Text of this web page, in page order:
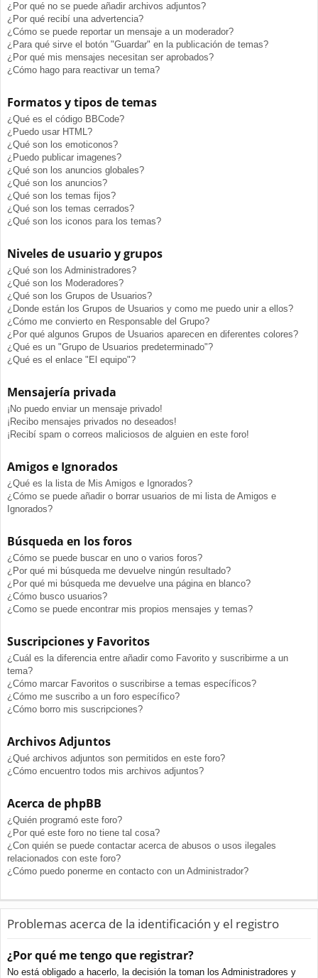
¿Por qué no se puede añadir archivos adjuntos?
¿Por qué recibí una advertencia?
¿Cómo se puede reportar un mensaje a un moderador?
¿Para qué sirve el botón "Guardar" en la publicación de temas?
¿Por qué mis mensajes necesitan ser aprobados?
¿Cómo hago para reactivar un tema?
Formatos y tipos de temas
¿Qué es el código BBCode?
¿Puedo usar HTML?
¿Qué son los emoticonos?
¿Puedo publicar imagenes?
¿Qué son los anuncios globales?
¿Qué son los anuncios?
¿Qué son los temas fijos?
¿Qué son los temas cerrados?
¿Qué son los iconos para los temas?
Niveles de usuario y grupos
¿Qué son los Administradores?
¿Qué son los Moderadores?
¿Qué son los Grupos de Usuarios?
¿Donde están los Grupos de Usuarios y como me puedo unir a ellos?
¿Cómo me convierto en Responsable del Grupo?
¿Por qué algunos Grupos de Usuarios aparecen en diferentes colores?
¿Qué es un "Grupo de Usuarios predeterminado"?
¿Qué es el enlace "El equipo"?
Mensajería privada
¡No puedo enviar un mensaje privado!
¡Recibo mensajes privados no deseados!
¡Recibí spam o correos maliciosos de alguien en este foro!
Amigos e Ignorados
¿Qué es la lista de Mis Amigos e Ignorados?
¿Cómo se puede añadir o borrar usuarios de mi lista de Amigos e
Ignorados?
Búsqueda en los foros
¿Cómo se puede buscar en uno o varios foros?
¿Por qué mi búsqueda me devuelve ningún resultado?
¿Por qué mi búsqueda me devuelve una página en blanco?
¿Cómo busco usuarios?
¿Como se puede encontrar mis propios mensajes y temas?
Suscripciones y Favoritos
¿Cuál es la diferencia entre añadir como Favorito y suscribirme a un
tema?
¿Cómo marcar Favoritos o suscribirse a temas específicos?
¿Cómo me suscribo a un foro específico?
¿Cómo borro mis suscripciones?
Archivos Adjuntos
¿Qué archivos adjuntos son permitidos en este foro?
¿Cómo encuentro todos mis archivos adjuntos?
Acerca de phpBB
¿Quién programó este foro?
¿Por qué este foro no tiene tal cosa?
¿Con quién se puede contactar acerca de abusos o usos ilegales
relacionados con este foro?
¿Cómo puedo ponerme en contacto con un Administrador?
Problemas acerca de la identificación y el registro
¿Por qué me tengo que registrar?
No está obligado a hacerlo, la decisión la toman los Administradores y